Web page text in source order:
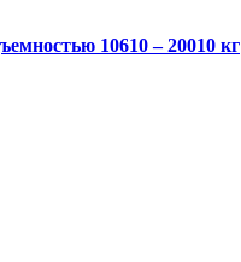
10610 – 20010 кг